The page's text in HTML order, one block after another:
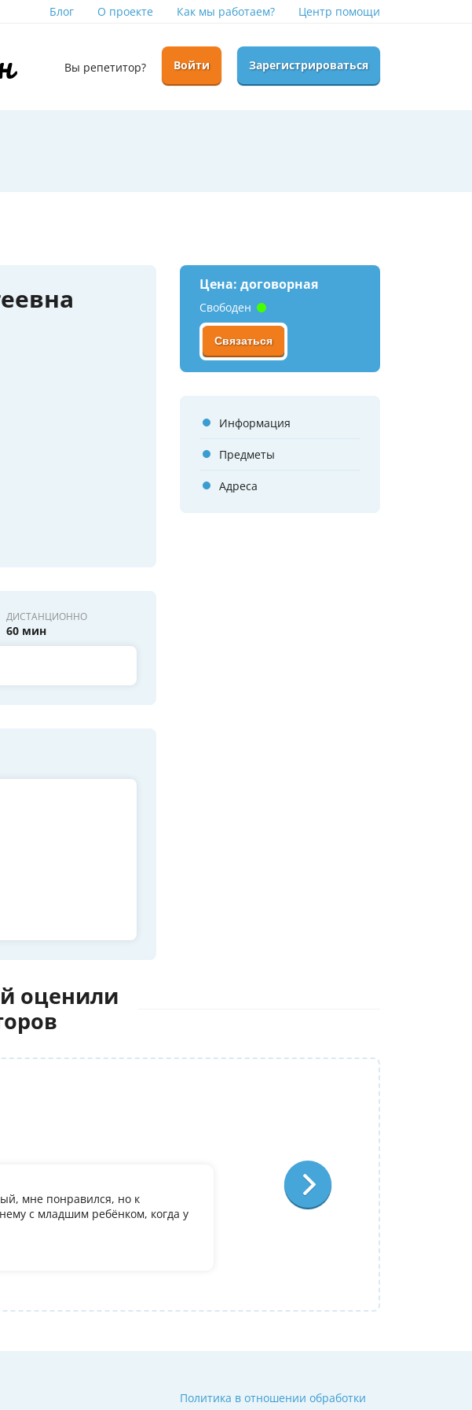
Блог О проекте Как мы работаем? Центр помощи
Вы репетитор? Войти Зарегистрироваться
ДИСТАНЦИОННО
60 мин
Цена: договорная
Свободен
Связаться
Информация
Предметы
Адреса
оценили
мне понравился, но к
с младшим ребёнком, когда у
Ольга Александровна
У дочери есть желание поступить в it
олимпиадеого уровня 7 и 8 класс за
9. Искали посильнее преподавателя
Ольгой Александровне! Спасибо!
Политика в отношении обработки